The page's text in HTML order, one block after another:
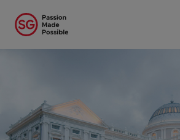
หน้าแรก/.../
(พิพิธภัณฑสถานแห่งชาติสิงคโปร์)